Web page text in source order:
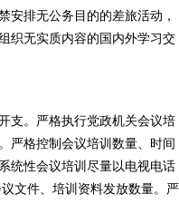
安排无公务目的的差旅活动，
织无实质内容的国内外学习交
支。严格执行党政机关会议培
严格控制会议培训数量、时间
统性会议培训尽量以电视电话
文件、培训资料发放数量。严